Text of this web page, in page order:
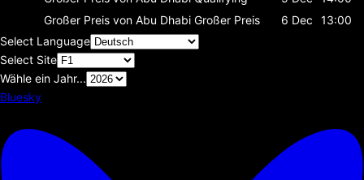
Großer Preis von Abu Dhabi Großer Preis 6 Dec
13:00
Select Language
Select Site
Wähle ein Jahr...
Bluesky